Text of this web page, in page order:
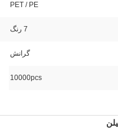
PET / PE
7 رنگ
گرانش
10000pcs